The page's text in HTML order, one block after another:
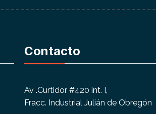
Contacto
Av .Curtidor #420 int. I,
Fracc. Industrial Julián de Obregón